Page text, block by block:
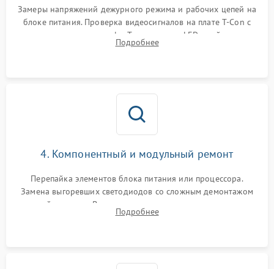
Замеры напряжений дежурного режима и рабочих цепей на
блоке питания. Проверка видеосигналов на плате T-Con с
помощью осциллографа. Тестирование LED-драйвера и
светодиодных планок подсветки мультиметром.
Подробнее
4. Компонентный и модульный ремонт
Перепайка элементов блока питания или процессора.
Замена выгоревших светодиодов со сложным демонтажом
хрупкой матрицы. Восстановление поврежденных дорожек,
прошивка микросхем памяти EEPROM
Подробнее